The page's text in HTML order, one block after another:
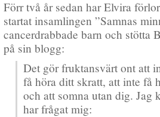
Förr två år sedan har Elvira
startat insamlingen ”Samnas
cancerdrabbade barn och stötta
på sin blogg:
Det gör fruktansvärt ont att
få höra ditt skratt, att inte få
och att somna utan dig. Jag
har frågat mig: